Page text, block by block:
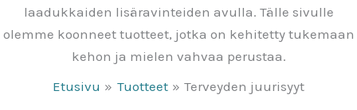
laadukkaiden lisäravinteiden avulla. Tälle sivulle
olemme koonneet tuotteet, jotka on kehitetty tukemaan
kehon ja mielen vahvaa perustaa.
Etusivu
Tuotteet Terveyden juurisyyt